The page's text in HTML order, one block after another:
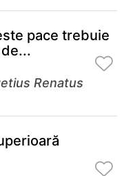
pace trebuie
Renatus